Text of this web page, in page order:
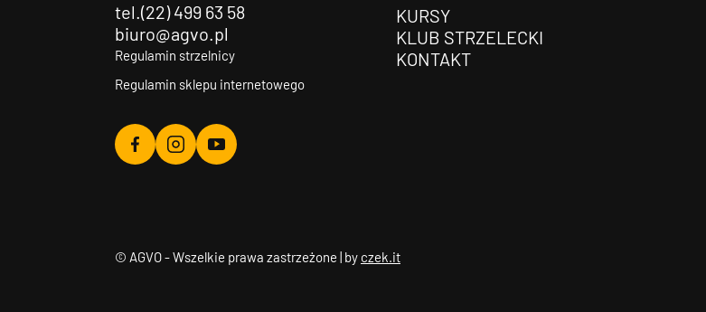
tel.(22) 499 63 58
biuro@agvo.pl
Regulamin strzelnicy
Regulamin sklepu internetowego
Agvo
Agvo
Agvo
KURSY
KLUB STRZELECKI
KONTAKT
© AGVO - Wszelkie prawa zastrzeżone | by czek.it